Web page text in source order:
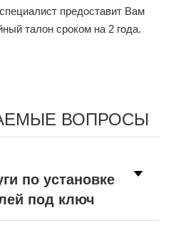
предоставит Вам
талон сроком на 2 года.
ВОПРОСЫ
по установке
под ключ